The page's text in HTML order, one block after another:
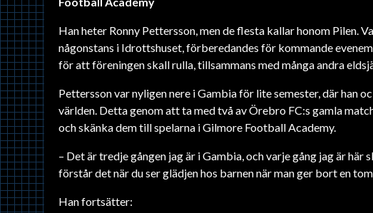
Han heter Ronny Pettersson, men de flesta kallar honom Pilen.
någonstans i Idrottshuset, förberedandes för kommande
för att föreningen skall rulla, tillsammans med många andra
Pettersson var nyligen nere i Gambia för lite semester, där han
världen. Detta genom att ta med två av Örebro FC:s gamla
och skänka dem till spelarna i Gilmore Football Academy.
– Det är tredje gången jag är i Gambia, och varje gång jag är
förstår det när du ser glädjen hos barnen när man ger bort en
Han fortsätter: